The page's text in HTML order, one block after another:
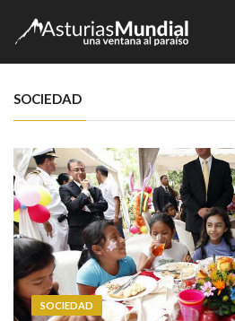
SOCIEDAD
SOCIEDAD